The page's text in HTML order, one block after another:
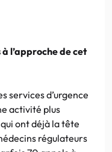
l’approche de cet
services d’urgence
activité plus
ont déjà la tête
régulateurs